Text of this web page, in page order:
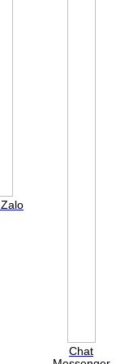
Chat